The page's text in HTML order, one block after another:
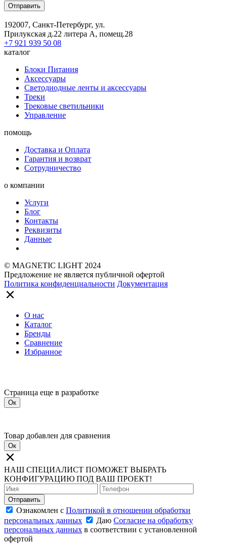
Отправить
192007, Санкт-Петербург, ул.
Прилукская д.22 литера А, помещ.28
+7 921 939 50 08
каталог
Блоки Питания
Аксессуары
Светодиодные ленты и аксессуары
Треки
Трековые светильники
Управление
помощь
Доставка и Оплата
Гарантия и возврат
Сотрудничество
о компании
Услуги
Блог
Контакты
Реквизиты
Данные
© MAGNETIC LIGHT 2024
Предложение не является публичной офертой
Политика конфиденциальности Документация
О нас
Каталог
Бренды
Сравнение
Избранное
Страница еще в разработке
Ок
Товар добавлен для сравнения
Ок
НАШ СПЕЦИАЛИСТ ПОМОЖЕТ ВЫБРАТЬ
КОНФИГУРАЦИЮ ПОД ВАШ ПРОЕКТ!
Отправить
Ознакомлен с Политикой в отношении обработки
персональных данных
Даю Согласие на обработку
персональных данных в соответствии с установленной
офертой